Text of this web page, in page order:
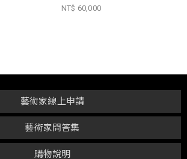
NT$ 60,000
購物說明
藝術家問答集
藝術家線上申請